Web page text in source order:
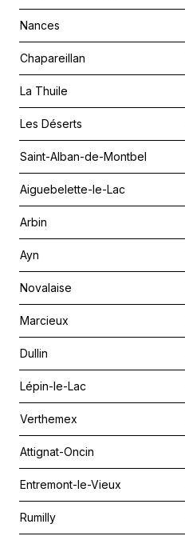
Nances
Chapareillan
La Thuile
Les Déserts
Saint-Alban-de-Montbel
Aiguebelette-le-Lac
Arbin
Ayn
Novalaise
Marcieux
Dullin
Lépin-le-Lac
Verthemex
Attignat-Oncin
Entremont-le-Vieux
Rumilly